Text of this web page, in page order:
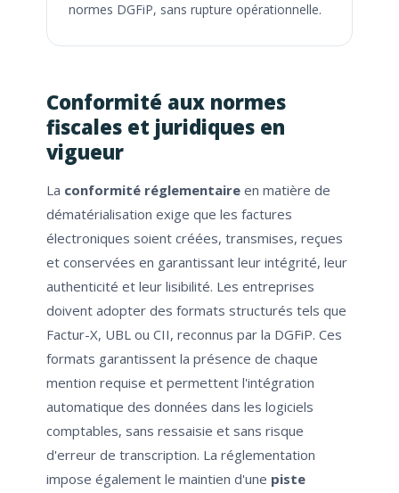
normes DGFiP, sans rupture opérationnelle.
Conformité aux normes
fiscales et juridiques en
vigueur
La conformité réglementaire en matière de
dématérialisation exige que les factures
électroniques soient créées, transmises, reçues
et conservées en garantissant leur intégrité, leur
authenticité et leur lisibilité. Les entreprises
doivent adopter des formats structurés tels que
Factur-X, UBL ou CII, reconnus par la DGFiP. Ces
formats garantissent la présence de chaque
mention requise et permettent l'intégration
automatique des données dans les logiciels
comptables, sans ressaisie et sans risque
d'erreur de transcription. La réglementation
impose également le maintien d'une piste